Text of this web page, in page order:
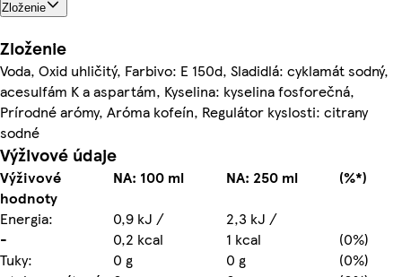
Zloženie
Zloženie
Voda, Oxid uhličitý, Farbivo: E 150d, Sladidlá: cyklamát sodný,
acesulfám K a aspartám, Kyselina: kyselina fosforečná,
Prírodné arómy, Aróma kofeín, Regulátor kyslosti: citrany
sodné
Výživové údaje
Výživové
hodnoty
NA: 100 ml NA: 250 ml
(%*)
Energia:
0,9 kJ /
2,3 kJ /
-
0,2 kcal 1 kcal
(0%)
Tuky:
0 g 0 g
(0%)